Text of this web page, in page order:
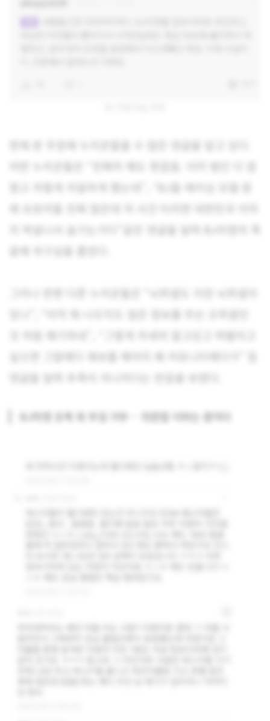
현재 본 주장에 누리꾼들을 수 많은 댓글을 달고 있다.
어떤 누리꾼들은 “진짜라 해도 못잡음. 이미 범인 다 잡
혔고 저렇게 치밀하게 했는데”, “BJ들 레이싱 모델 원
래 브로커들 진짜 많은데 저 사건 터지면 대한민국 이미
지 박살나서 숨기는거다”같은 댓글을 달며 BJ아영의 죽
음에 의구심을 품었다.
그러나 한편 다른 누리꾼들은 “뇌피셜도 이런 뇌피셜이
있나”, “아직 뭐 나오지도 않은 정보를 무슨 오피셜인
것 처럼 얘기하네”, “그렇게 자세히 알고있고 떠벌리고
싶으면 그알에다 제보를 해야지 왜 커뮤니티에다가” 등
댓글을 달며 추측이 지나치다는 반응을 보였다.
BJ아영 유족 측 부검 거부… 의문점 더하는 중이다